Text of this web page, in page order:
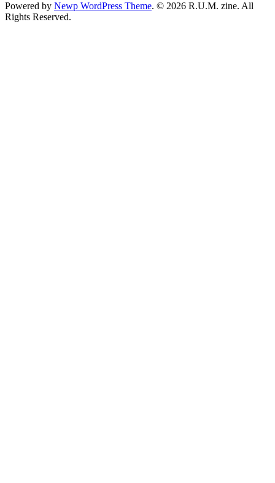
Powered by Newp WordPress Theme. © 2026 R.U.M. zine. All
Rights Reserved.